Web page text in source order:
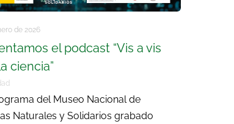
de 2026
el podcast “Vis a vis
ciencia”
del Museo Nacional de
Naturales y Solidarios grabado